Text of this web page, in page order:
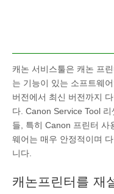
캐논 서비스툴은 캐논 프
는 기능이 있는 소프트웨
버전에서 최신 버전까지
다. Canon Service Tool
들, 특히 Canon 프린터 사
웨어는 매우 안정적이며
니다.
캐논프린터를 재